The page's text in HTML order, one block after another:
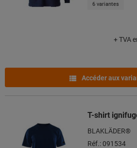
6 variantes
+ TVA
Accéder aux
T-shirt
BLAKLÄDER®
Réf.: 091534